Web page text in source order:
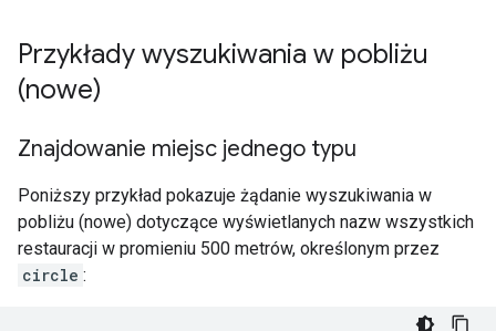
Przykłady wyszukiwania w pobliżu
(nowe)
Znajdowanie miejsc jednego typu
Poniższy przykład pokazuje żądanie wyszukiwania w
pobliżu (nowe) dotyczące wyświetlanych nazw wszystkich
restauracji w promieniu 500 metrów, określonym przez
circle :